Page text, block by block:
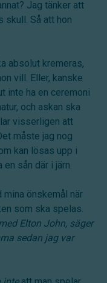
Jag tänker att
skull. Så att hon
absolut kremeras,
vill. Eller, kanske
inte ha en ceremoni
och askan ska
visserligen att
måste jag nog
kan lösas upp i
sån där i järn.
mina önskemål när
som ska spelas.
Elton John, säger
sedan jag var